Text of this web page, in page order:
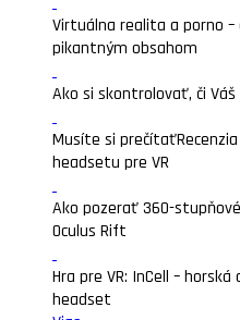
Virtuálna realita a porno
pikantným obsahom
Ako si skontrolovať, či
Musíte si prečítať
headsetu pre VR
Ako pozerať 360-
Oculus Rift
Hra pre VR: InCell –
headset